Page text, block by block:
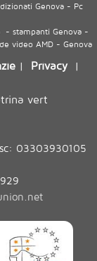
Genova - Pc
- stampanti Genova -
video AMD - Genova
| Privacy|
vert
03303930105